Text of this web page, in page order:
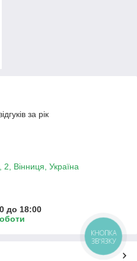
за рік
Вінниця, Україна
до 18:00
КНОПКА
ЗВ'ЯЗКУ